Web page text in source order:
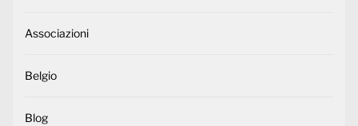
Associazioni
Belgio
Blog